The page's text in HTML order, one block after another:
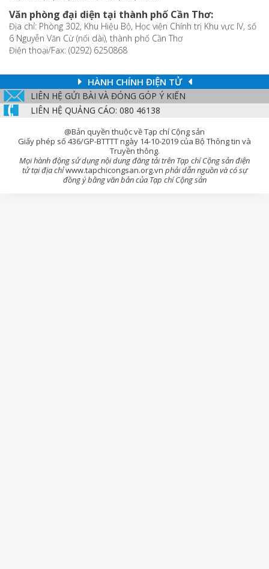
Văn phòng đại diện tại thành phố Cần Thơ:
Địa chỉ: Phòng 302, Khu Hiệu Bộ, Học viện Chính trị Khu vực IV, số
6 Nguyễn Văn Cừ (nối dài), thành phố Cần Thơ
Điện thoại/Fax: (0292) 6250868
HÀNH CHÍNH ĐIỆN TỬ
LIÊN HỆ GỬI BÀI VÀ ĐÓNG GÓP Ý KIẾN
LIÊN HỆ QUẢNG CÁO: 080 46138
@Bản quyền thuộc về Tạp chí Cộng sản
Giấy phép số 436/GP-BTTTT ngày 14-10-2019 của Bộ Thông tin và
Truyền thông.
Mọi hành động sử dụng nội dung đăng tải trên Tạp chí Cộng sản điện
tử tại địa chỉwww.tapchicongsan.org.vn phải dẫn nguồn và có sự
đồng ý bằng văn bản của Tạp chí Cộng sản